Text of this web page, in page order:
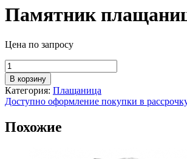
Памятник
Цена по запросу
Количество
товара
Памятник
плащаница-030
В корзину
Категория: Плащаница
Доступно оформление покупки в
Похожие